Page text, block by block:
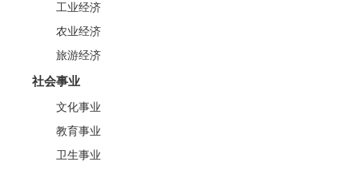
工业经济
农业经济
旅游经济
社会事业
文化事业
教育事业
卫生事业